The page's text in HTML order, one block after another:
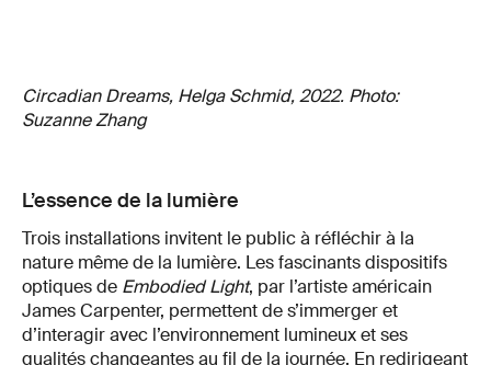
Circadian Dreams, Helga Schmid, 2022. Photo:
Suzanne Zhang
L’essence de la lumière
Trois installations invitent le public à réfléchir à la
nature même de la lumière. Les fascinants dispositifs
optiques de Embodied Light, par l’artiste américain
James Carpenter, permettent de s’immerger et
d’interagir avec l’environnement lumineux et ses
qualités changeantes au fil de la journée. En redirigeant